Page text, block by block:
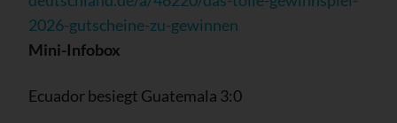
2026-gutscheine-zu-gewinnen
Mini-Infobox
Ecuador besiegt Guatemala 3:0